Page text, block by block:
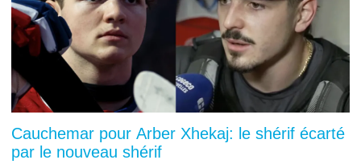
Cauchemar pour Arber Xhekaj: le shérif écarté
par le nouveau shérif